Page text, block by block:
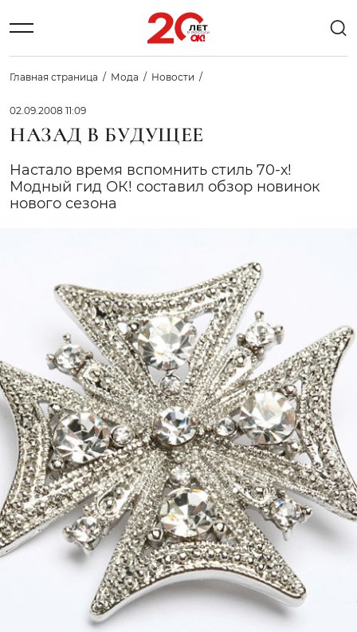
Главная страница Мода Новости
02.09.2008 11:09
НАЗАД В БУДУЩЕЕ
Настало время вспомнить стиль 70-х!
Модный гид ОК! составил обзор новинок
нового сезона